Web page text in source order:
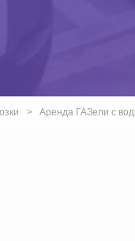
Аренда ГАЗели с